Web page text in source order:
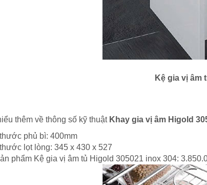
Kệ gia vị âm
thêm về thông số kỹ thuật Khay gia vị âm Higold
phủ bì: 400mm
lọt lòng: 345 x 430 x 527
phẩm Kệ gia vị âm tủ Higold 305021 inox 304: